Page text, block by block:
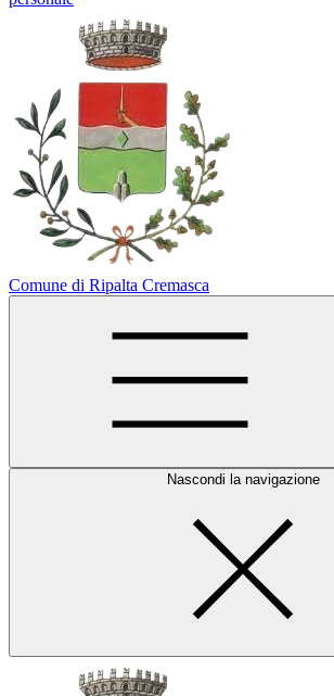
Comune di Ripalta Cremasca
Nascondi la navigazione